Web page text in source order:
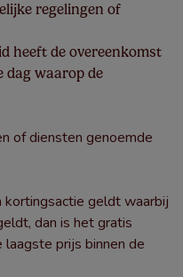
regelingen of
heeft de overeenkomst
dag waarop de
of diensten genoemde
geldt waarbij
dan is het gratis
prijs binnen de